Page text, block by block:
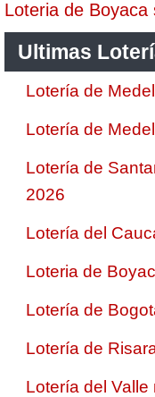
Loteria de
Ultimas
Lotería de
Lotería de
Lotería de
2026
Lotería del
Loteria de
Lotería de
Lotería de
Lotería del